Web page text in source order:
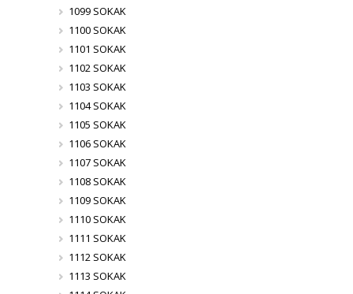
1099 SOKAK
1100 SOKAK
1101 SOKAK
1102 SOKAK
1103 SOKAK
1104 SOKAK
1105 SOKAK
1106 SOKAK
1107 SOKAK
1108 SOKAK
1109 SOKAK
1110 SOKAK
1111 SOKAK
1112 SOKAK
1113 SOKAK